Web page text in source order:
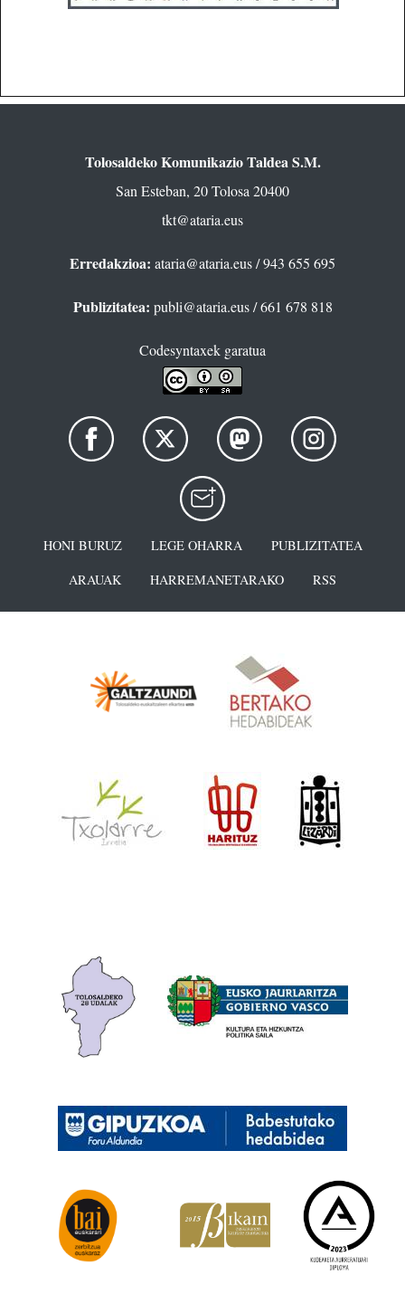
Tolosaldeko Komunikazio Taldea S.M.
San Esteban, 20 Tolosa 20400
tkt@ataria.eus
Erredakzioa: ataria@ataria.eus/ 943 655 695
Publizitatea: publi@ataria.eus/ 661 678 818
Codesyntaxek garatua
HONI BURUZ LEGE OHARRA
PUBLIZITATEA
ARAUAK
HARREMANETARAKO RSS